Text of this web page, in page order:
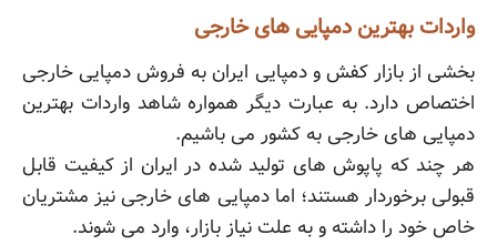
واردات بهترین دمپایی های خارجی
بخشی از بازار کفش و دمپایی ایران به فروش دمپایی خارجی
اختصاص دارد. به عبارت دیگر همواره شاهد واردات بهترین
دمپایی های خارجی به کشور می باشیم.
هر چند که پاپوش های تولید شده در ایران از کیفیت قابل
قبولی برخوردار هستند؛ اما دمپایی های خارجی نیز مشتریان
خاص خود را داشته و به علت نیاز بازار، وارد می شوند.